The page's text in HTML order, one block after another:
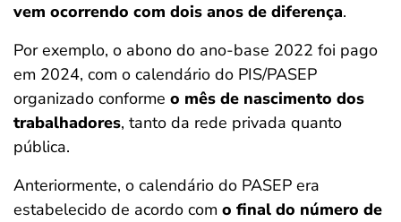
vem ocorrendo com dois anos de diferença.
Por exemplo, o abono do ano-base 2022 foi pago
em 2024, com o calendário do PIS/PASEP
organizado conforme o mês de nascimento dos
trabalhadores, tanto da rede privada quanto
pública.
Anteriormente, o calendário do PASEP era
estabelecido de acordo com o final do número de